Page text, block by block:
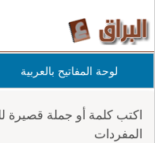
لوحة المفاتيح بالعربية
اكتب كلمة أو جملة
المفردات